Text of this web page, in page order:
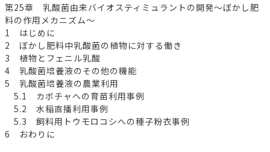
第25章 乳酸菌由来バイオスティミュラントの開発～ぼかし肥
料の作用メカニズム～
1 はじめに
2 ぼかし肥料中乳酸菌の植物に対する働き
3 植物とフェニル乳酸
4 乳酸菌培養液のその他の機能
5 乳酸菌培養液の農業利用
5.1 カボチャへの育苗利用事例
5.2 水稲直播利用事例
5.3 飼料用トウモロコシへの種子粉衣事例
6 おわりに